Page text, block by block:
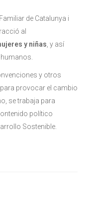
de Catalunya i
al
y niñas , y así
y otros
provocar el cambio
se trabaja para
político
Sostenible.